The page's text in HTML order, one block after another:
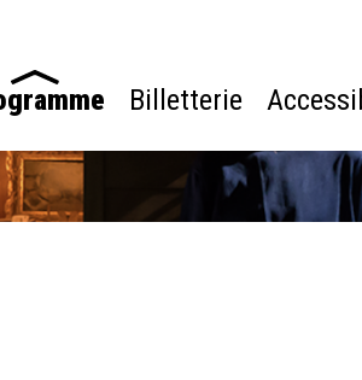
Billetterie